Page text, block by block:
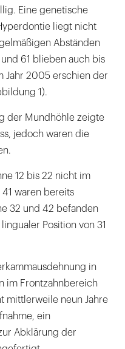
Eine genetische
liegt nicht
Abständen
61 blieben auch bis
Jahr 2005 erschien der
1).
der Mundhöhle zeigte
jedoch waren die
12 bis 22 nicht im
41 waren bereits
32 und 42 befanden
Position von 31
in
im Frontzahnbereich
mittlerweile neun Jahre
ein
Abklärung der